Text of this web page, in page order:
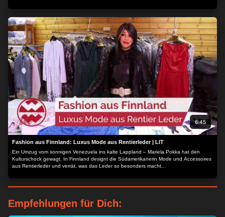
6:45
Fashion aus Finnland: Luxus Mode aus Rentierleder | LIT
Ein Umzug vom sonnigen Venezuela ins kalte Lappland – Mariela Pokka hat den
Kulturschock gewagt. In Finnland designt die Südamerikanerin Mode und Accessoires
aus Rentierleder und verrät, was das Leder so besonders macht...
Empfehlungen für Dich: